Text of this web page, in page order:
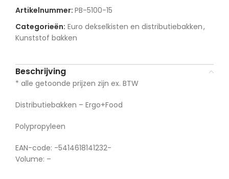
Artikelnummer: PB-5100-15
Categorieën: Euro dekselkisten en distributiebakken,
Kunststof bakken
Beschrijving
* alle getoonde prijzen zijn ex. BTW
Distributiebakken – Ergo+Food
Polypropyleen
EAN-code: -5414618141232-
Volume: –